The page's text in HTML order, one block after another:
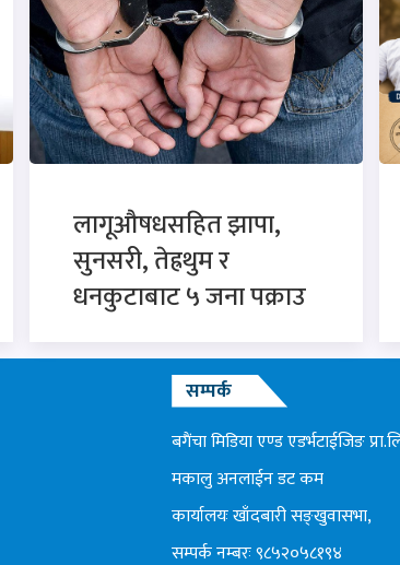
लागूऔषधसहित झापा,
सुनसरी, तेह्रथुम र
धनकुटाबाट ५ जना पक्राउ
सम्पर्क
बगैंचा मिडिया एण्ड एडर्भटाईजिङ
मकालु अनलाईन डट कम
कार्यालयः खाँदबारी सङ्खुवासभा,
सम्पर्क नम्बरः ९८५२०५८१९४